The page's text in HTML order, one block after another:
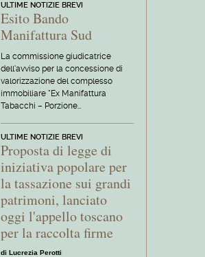
ULTIME NOTIZIE BREVI
Esito Bando
Manifattura Sud
La commissione giudicatrice
dell'avviso per la concessione di
valorizzazione del complesso
immobiliare "Ex Manifattura
Tabacchi – Porzione…
ULTIME NOTIZIE BREVI
Proposta di legge di
iniziativa popolare per
la tassazione sui grandi
patrimoni, lanciato
oggi l'appello toscano
per la raccolta firme
di Lucrezia Perotti